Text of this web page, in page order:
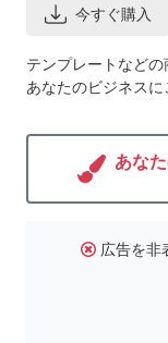
今すぐ購入
テンプレートなどの
あなたのビジネスに
あな
広告を非